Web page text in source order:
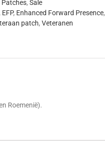
Patches, Sale
EFP, Enhanced Forward Presence,
patch, Veteranen
Roemenië).